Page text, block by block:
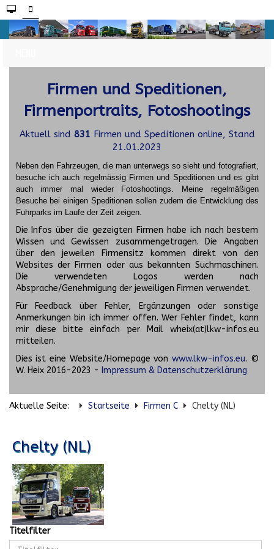
Firmen und Speditionen,
Firmenportraits, Fotoshootings
Aktuell sind 831 Firmen und Speditionen online, Stand
21.01.2023
Neben den Fahrzeugen, die man unterwegs so sieht und fotografiert,
besuche ich auch regelmässig Firmen und Speditionen und es gibt
auch immer mal wieder Fotoshootings.
Meine regelmäßigen
Besuche bei einigen Speditionen sollen zudem die Entwicklung des
Fuhrparks im Laufe der Zeit zeigen.
Die Infos über die gezeigten Firmen habe ich nach bestem
Wissen und Gewissen zusammengetragen. Die Angaben
über den jeweilen Firmensitz kommen direkt von den
Websites der Firmen oder aus bekannten Suchmaschinen.
Die verwendeten Logos werden nach
Absprache/Genehmigung der jeweiligen Firmen verwendet.
Für Feedback über Fehler, Ergänzungen oder sonstige
Anmerkungen bin ich immer offen. Wer Fehler findet, kann
mir diese bitte einfach per Mail wheix(at)lkw-infos.eu
mitteilen.
Dies ist eine Website/Homepage von www.lkw-infos.eu. ©
W. Heix 2016-2023 - Impressum & Datenschutzerklärung
Aktuelle Seite: Startseite Firmen C Chelty (NL)
Chelty (NL)
Titelfilter